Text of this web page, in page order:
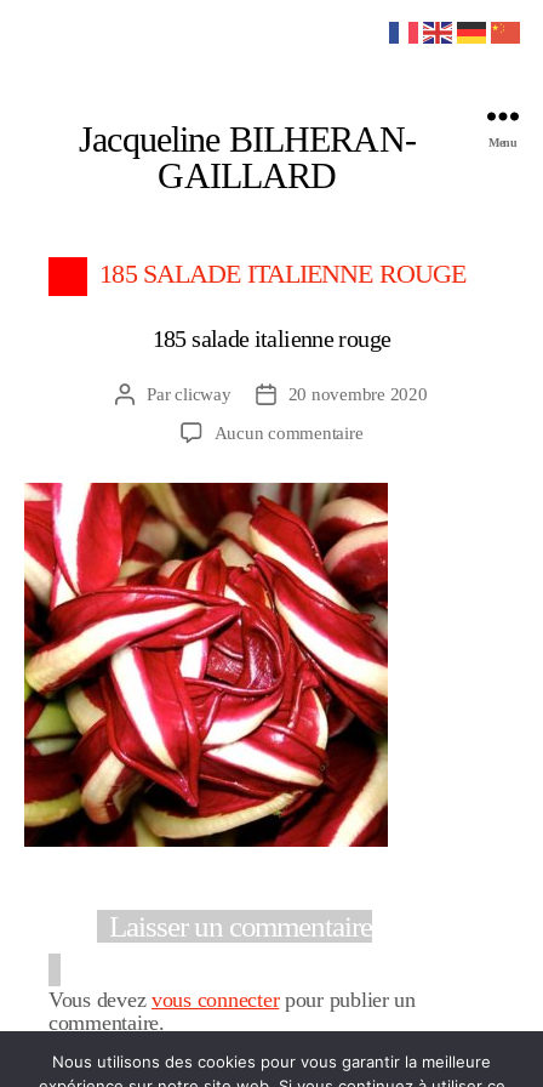
Jacqueline BILHERAN-
GAILLARD
Menu
185 SALADE ITALIENNE ROUGE
185 salade italienne rouge
Auteur
Parclicway
Date20 novembre 2020
Aucun commentairesur
salade
italienne
rouge
Laisser un commentaire
Vous devezvous connecterpour publier un
commentaire.
Nous utilisons des cookies pour vous garantir la meilleure